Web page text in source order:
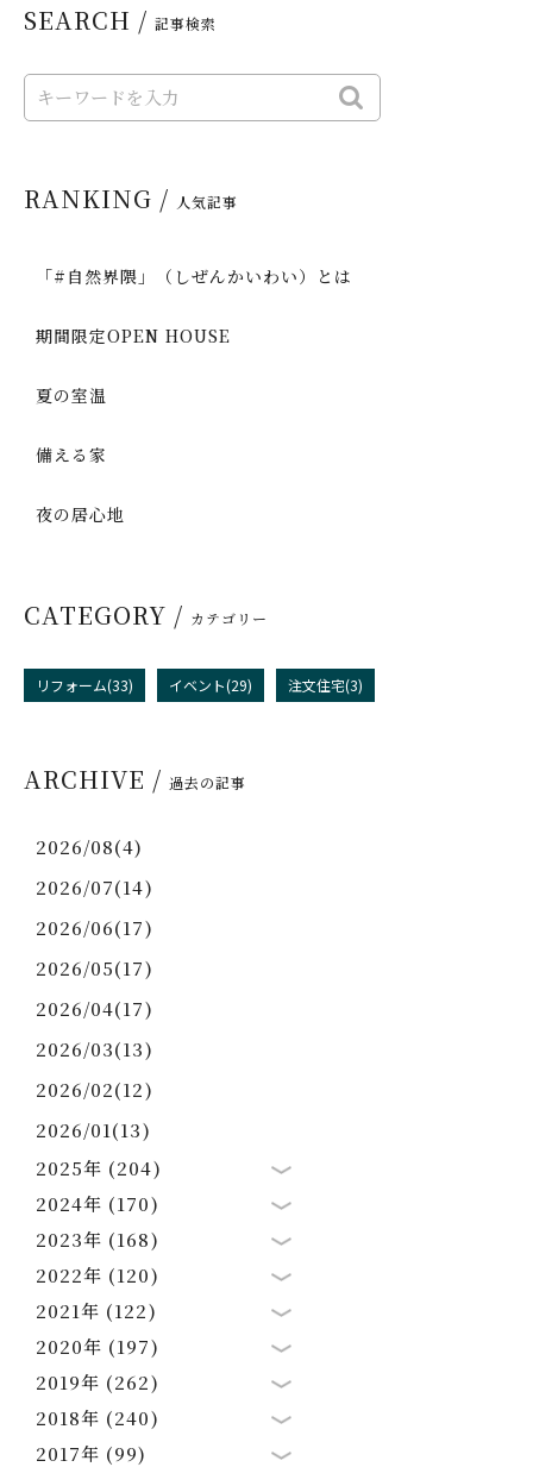
SEARCH / 記事検索
RANKING / 人気記事
「#自然界隈」（しぜんかいわい）とは
期間限定OPEN HOUSE
夏の室温
備える家
夜の居心地
CATEGORY / カテゴリー
リフォーム(33) イベント(29) 注文住宅(3)
ARCHIVE / 過去の記事
2026/08(4)
2026/07(14)
2026/06(17)
2026/05(17)
2026/04(17)
2026/03(13)
2026/02(12)
2026/01(13)
2025年 (204)
2024年 (170)
2023年 (168)
2022年 (120)
2021年 (122)
2020年 (197)
2019年 (262)
2018年 (240)
2017年 (99)